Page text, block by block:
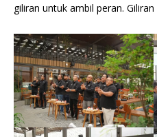
giliran untuk ambil peran.